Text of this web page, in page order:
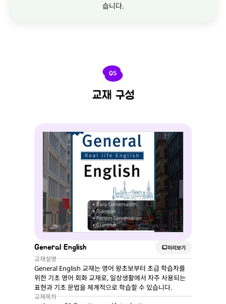
습니다.
05
교재 구성
General English 미리보기
교재설명
General English 교재는 영어 왕초보부터 초급 학습자를
위한 기초 영어 회화 교재로, 일상생활에서 자주 사용되는
표현과 기초 문법을 체계적으로 학습할 수 있습니다.
교재목차